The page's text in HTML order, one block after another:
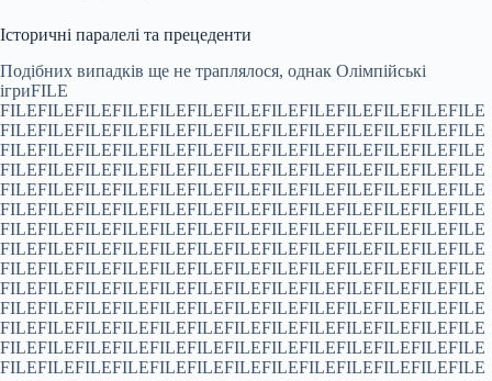
Історичні паралелі та прецеденти
Подібних випадків ще не траплялося, однак Олімпійські ігриFILE FILEFILEFILEFILEFILEFILEFILEFILEFILEFILEFILEFILEFILEFILEFILEFILEFILEFILEFILEFILEFILEFILEFILEFILEFILEFILEFILEFILEFILEFILEFILEFILEFILEFILEFILEFILEFILEFILEFILEFILEFILEFILEFILEFILEFILEFILEFILEFILEFILEFILEFILEFILEFILEFILEFILEFILEFILEFILEFILEFILEFILEFILEFILEFILEFILEFILEFILEFILEFILEFILEFILEFILEFILEFILEFILEFILEFILEFILEFILEFILEFILEFILEFILEFILEFILEFILEFILEFILEFILEFILEFILEFILEFILEFILEFILEFILEFILEFILEFILEFILEFILEFILEFILEFILEFILEFILEFILEFILEFILEFILEFILEFILEFILEFILEFILEFILEFILEFILEFILEFILEFILEFILEFILEFILEFILEFILEFILEFILEFILEFILEFILEFILEFILEFILEFILEFILEFILEFILEFILEFILEFILEFILEFILEFILEFILEFILEFILEFILEFILEFILEFILEFILEFILEFILEFILEFILEFILEFILEFILEFILEFILEFILEFILEFILEFILEFILEFILEFILEFILEFILEFILEFILEFILEFILEFILEFILEFILEFILEFILEFILEFILEFILEFILEFILEFILEFILEFILEFILEFILEFILEFILEFILEFILEFILEFILEFILEFILEFILEFILEFILEFILEFILEFILEFILEFILEFILEFILEFILEFILEFILEFILEFILEFILEFILEFILEFILEFILEFILEFILEFILEFILEFILEFILEFILEFILEFILEFILEFILEFILEFILEFILEFILEFILEFILEFILEFILEFILEFILEFILEFILEFILEFILEFILEFILEFILEFILEFILEFILEFILEFILEFILEFILEFILEFILEFILEFILEFILEFILEFILEFILEFILEFILEFILEFILEFILEFILEFILEFILEFILEFILEFILEFILEFILEFILEFILEFILEFILEFILEFILEFILEFILEFILEFILEFILEFILEFILEFILEFILEFILEFILEFILEFILEFILEFILEFILEFILEFILEFILEFILEFILEFILEFILEFILEFILEFILEFILEFILEFILEFILEFILEFILEFILEFILEFILEFILEFILEFILEFILEFILEFILEFILEFILEFILEFILEFILEFILEFILEFILEFILEFILEFILEFILEFILEFILEFILEFILEFILEFILEFILEFILEFILEFILEFILEFILEFILEFILEFILEFILEFILEFILEFILEFILEFILEFILEFILEFILEFILEFILEFILEFILEFILEFILEFILEFILEFILEFILEFILEFILEFILEFILEFILEFILEFILEFILEFILEFILEFILEFILEFILEFILEFILEFILEFILEFILEFILEFILEFILEFILEFILEFILEFILEFILEFILEFILEFILEFILEFILEFILEFILEFILEFILEFILEFILEFILEFILEFILEFILEFILEFILEFILEFILEFILEFILEFILEFILEFILEFILEFILEFILEFILEFILEFILEFILEFILEFILEFILEFILEFILEFILEFILEFILEFILEFILEFILEFILEFILEFILEFILEFILEFILEFILEFILEFILEFILEFILEFILEFILEFILEFILEFILEFILEFILEFILEFILEFILEFILEFILEFILEFILEFILEFILEFILEFILEFILEFILEFILEFILEFILEFILEFILEFILEFILEFILEFILEFILEFILEFILEFILEFILEFILEFILEFILEFILEFILEFILEFILEFILEFILEFILEFILEFILEFILEFILEFILEFILEFILEFILEFILEFILEFILEFILEFILEFILEFILEFILEFILEFILEFILEFILEFILEFILEFILEFILEFILEFILEFILEFILEFILEFILEFILEFILEFILEFILEFILEFILEFILEFILEFILEFILEFILEFILEFILEFILEFILEFILEFILEFILEFILEFILEFILEFILEFILEFILEFILEFILEFILEFILEFILEFILEFILEFILEFILEFILEFILEFILEFILEFILEFILEFILEFILEFILEFILEFILEFILEFILEFILEFILEFILEFILEFILEFILEFILEFILEFILEFILEFILEFILEFILEFILEFILEFILEFILEFILEFILEFILEFILEFILEFILEFILEFILEFILEFILEFILEFILEFILEFILEFILEFILEFILEFILEFILEFILEFILEFILEFILEFILEFILEFILEFILEFILEFILEFILEFILEFILEFILEFILEFILEFILEFILEFILEFILEFILEFILEFILEFILEFILEFILEFILEFILEFILEFILEFILEFILEFILEFILEFILEFILEFILEFILEFILEFILEFILEFILEFILEFILEFILEFILEFILEFILEFILEFILEFILEFILEFILEFILEFILEFILEFILEFILEFILEFILEFILEFILEFILEFILEFILEFILEFILEFILEFILEFILEFILEFILEFILEFILEFILEFILEFILEFILEFILEFILEFILEFILEFILEFILEFILEFILEFILEFILEFILEFILEFILEFILEFILEFILEFILEFILEFILEFILEFILEFILEFILEFILEFILEFILEFILEFILEFILEFILEFILEFILEFILEFILEFILEFILEFILEFILEFILEFILEFILEFILEFILEFILEFILEFILEFILEFILEFILEFILEFILEFILEFILEFILEFILEFILEFILEFILEFILEFILEFILEFILEFILEFILEFILEFILEFILEFILEFILEFILEFILEFILEFILEFILEFILEFILEFILEFILEFILEFILEFILEFILEFILEFILEFILEFILEFILEFILEFILEFILEFILEFILEFILEFILEFILEFILEFILEFILEFILEFILEFILEFILEFILEFILEFILEFILEFILEFILEFILEFILEFILEFILEFILEFILEFILEFILEFILEFILEFILEFILEFILEFILEFILEFILEFILEFILEFILEFILEFILEFILEFILEFILEFILEFILEFILEFILEFILEFILEFILEFILEFILEFILEFILEFILEFILEFILEFILEFILEFILEFILEFILEFILEFILEFILEFILEFILEFILEFILEFILEFILEFILEFILEFILEFILEFILEFILEFILEFILEFILEFILEFILEFILEFILEFILEFILEFILEFILEFILEFILEFILEFILEFILEFILEFILEFILEFILEFILEFILEFILEFILEFILEFILEFILEFILEFILEFILEFILEFILEFILEFILEFILEFILEFILEFILEFILEFILEFILEFILEFILEFILEFILEFILEFILEFILEFILEFILEFILEFILEFILEFILEFILEFILEFILEFILEFILEFILEFILEFILEFILEFILEFILEFILEFILEFILEFILEFILEFILEFILEFILEFILEFILEFILEFILEFILEFILEFILEFILEFILEFILEFILEFILEFILEFILEFILEFILEFILEFILEFILEFILEFILEFILEFILEFILEFILEFILEFILEFILEFILEFILEFILEFILEFILEFILEFILEFILEFILEFILEFILEFILEFILEFILEFILEFILEFILEFILEFILEFILEFILEFILEFILEFILEFILEFILEFILEFILEFILEFILEFILEFILEFILEFILEFILEFILEFILEFILEFILEFILEFILEFILEFILEFILEFILEFILEFILEFILEFILEFILEFILEFILEFILEFILEFILEFILEFILEFILEFILEFILEFILEFILEFILEFILEFILEFILEFILEFILEFILEFILEFILEFILEFILEFILEFILEFILEFILEFILEFILEFILEFILEFILEFILEFILEFILEFILEFILEFILEFILEFILEFILEFILEFILEFILEFILEFILEFILEFILEFILEFILEFILEFILEFILEFILEFILEFILEFILEFILEFILEFILEFILEFILEFILEFILEFILEFILEFILEFILEFILEFILEFILEFILEFILEFILEFILEFILEFILEFILEFILEFILEFILEFILEFILEFILEFILEFILEFILEFILEFILEFILEFILEFILEFILEFILEFILEFILEFILEFILEFILEFILEFILEFILEFILEFILEFILEFILEFILEFILEFILEFILEFILEFILEFILEFILEFILEFILEFILEFILEFILEFILEFILEFILEFILEFILEFILEFILEFILEFILEFILEFILEFILEFILEFILEFILEFILEFILEFILEFILEFILEFILEFILEFILEFILEFILEFILEFILEFILEFILEFILEFILEFILEFILEFILEFILEFILEFILEFILEFILEFILEFILEFILEFILEFILEFILEFILEFILEFILEFILEFILEFILEFILEFILEFILEFILEFILEFILEFILEFILEFILEFILEFILEFILEFILEFILEFILEFILEFILEFILEFILEFILEFILEFILEFILEFILEFILEFILEFILEFILEFILEFILEFILEFILEFILEFILEFILEFILEFILEFILEFILEFILEFILEFILEFILEFILEFILEFILEFILEFILEFILEFILEFILEFILEFILEFILEFILEFILEFILEFILEFILEFILEFILEFILEFILEFILEFILEFILEFILEFILEFILEFILEFILEFILEFILEFILEFILEFILEFILEFILEFILEFILEFILEFILEFILEFILEFILEFILEFILEFILEFILEFILEFILEFILEFILEFILEFILEFILEFILEFILEFILEFILEFILEFILEFILEFILEFILEFILEFILEFILEFILEFILEFILEFILEFILEFILEFILEFILEFILEFILEFILEFILEFILEFILEFILEFILEFILEFILEFILEFILEFILEFILEFILEFILEFILEFILEFILEFILEFILEFILEFILEFILEFILEFILEFILEFILEFILEFILEFILEFILEFILEFILEFILEFILEFILEFILEFILEFILEFILEFILEFILEFILEFILEFILEFILEFILEFILEFILEFILEFILEFILEFILEFILEFILEFILEFILEFILEFILEFILEFILEFILEFILEFILEFILEFILEFILEFILEFILEFILEFILEFILEFILEFILEFILEFILEFILEFILEFILEFILEFILEFILEFILEFILEFILEFILEFILEFILEFILEFILEFILEFILEFILEFILEFILEFILEFILEFILEFILEFILEFILEFILEFILEFILEFILEFILEFILEFILEFILEFILEFILEFILEFILEFILEFILEFILEFILEFILEFILEFILEFILEFILEFILEFILEFILEFILEFILEFILEFILEFILEFILEFILEFILEFILEFILEFILEFILEFILEFILEFILEFILEFILEFILEFILEFILEFILEFILEFILEFILEFILEFILEFILEFILEFILEFILEFILEFILEFILEFILEFILEFILEFILEFILEFILEFILEFILEFILEFILEFILEFILEFILEFILEFILEFILEFILEFILEFILEFILEFILEFILEFILEFILEFILEFILEFILEFILEFILEFILEFILEFILEFILEFILEFILEFILEFILEFILEFILEFILEFILEFILEFILEFILEFILEFILEFILEFILEFILEFILEFILEFILEFILEFILEFILEFILEFILEFILEFILEFILEFILEFILEFILEFILEFILEFILEFILEFILEFILEFILEFILEFILEFILEFILEFILEFILEFILEFILEFILEFILEFILEFILEFILEFILEFILEFILEFILEFILEFILEFILEFILEFILEFILEFILEFILEFILEFILEFILEFILEFILEFILEFILEFILEFILEFILEFILEFILEFILEFILEFILEFILEFILEFILEFILEFILEFILEFILEFILEFILEFILEFILEFILEFILEFILEFILEFILEFILEFILEFILEFILEFILEFILEFILEFILEFILEFILEFILEFILEFILEFILEFILEFILEFILEFILEFILEFILEFILEFILEFILEFILEFILEFILEFILEFILEFILEFILEFILEFILEFILEFILEFILEFILEFILEFILEFILEFILEFILEFILEFILEFILEFILEFILEFILEFILEFILEFILEFILEFILEFILEFILEFILEFILEFILEFILEFILEFILEFILEFILEFILEFILEFILEFILEFILEFILEFILEFILEFILEFILEFILEFILEFILEFILEFILEFILEFILEFILEFILEFILEFILEFILEFILEFILEFILEFILEFILEFILEFILEFILEFILEFILEFILEFILEFILEFILEFILEFILEFILEFILEFILEFILEFILEFILEFILEFILEFILEFILEFILEFILEFILEFILEFILEFILEFILEFILEFILEFILEFILEFILEFILEFILEFILEFILEFILEFILEFILEFILEFILEFILEFILEFILEFILEFILEFILEFILEFILEFILEFILEFILEFILEFILEFILEFILEFILEFILEFILEFILEFILEFILEFILEFILEFILEFILEFILEFILEFILEFILEFILEFILEFILEFILEFILEFILEFILEFILEFILEFILEFILEFILEFILEFILEFILEFILEFILEFILEFILEFILEFILEFILEFILEFILEFILEFILEFILEFILEFILEFILEFILEFILEFILEFILEFILEFILEFILEFILEFILEFILEFILEFILEFILEFILEFILEFILEFILEFILEFILEFILEFILEFILEFILEFILEFILEFILEFILEFILEFILEFILEFILEFILEFILEFILEFILEFILEFILEFILEFILEFILEFILEFILEFILEFILEFILEFILEFILEFILEFILEFILEFILEFILEFILEFILEFILEFILEFILEFILEFILEFILEFILEFILEFILEFILEFILEFILEFILEFILEFILEFILEFILEFILEFILEFILEFILEFILEFILEFILEFILEFILEFILEFILEFILEFILEFILEFILEFILEFILEFILEFILEFILEFILEFILEFILEFILEFILEFILEFILEFILEFILEFILEFILEFILEFILEFILEFILEFILEFILEFILEFILEFILEFILEFILEFILEFILEFILEFILEFILEFILEFILEFILEFILEFILEFILEFILEFILEFILEFILEFILEFILEFILEFILEFILEFILEFILEFILEFILEFILEFILEFILEFILEFILEFILEFILEFILEFILEFILEFILEFILEFILEFILEFILEFILEFILEFILEFILEFILEFILEFILEFILEFILEFILEFILEFILEFILEFILEFILEFILEFILEFILEFILEFILEFILEFILEFILEFILEFILEFILEFILEFILEFILEFILEFILEFILEFILEFILEFILEFILEFILEFILEFILEFILEFILEFILEFILEFILEFILEFILEFILEFILEFILEFILEFILEFILEFILEFILEFILEFILEFILEFILEFILEFILEFILEFILEFILEFILEFILEFILEFILEFILEFILEFILEFILEFILEFILEFILEFILEFILEFILEFILEFILEFILEFILEFILEFILEFILEFILEFILEFILEFILEFILEFILEFILEFILEFILEFILEFILEFILEFILEFILEFILEFILEFILEFILEFILEFILEFILEFILEFILEFILEFILEFILEFILEFILEFILEFILEFILEFILEFILEFILEFILEFILEFILEFILEFILEFILEFILEFILEFILEFILEFILEFILEFILEFILEFILEFILEFILEFILEFILEFILEFILEFILEFILEFILEFILEFILEFILEFILEFILEFILEFILEFILEFILEFILEFILEFILEFILEFILEFILEFILEFILEFILEFILEFILEFILEFILEFILEFILEFILEFILEFILEFILEFILEFILEFILEFILEFILEFILEFILEFILEFILEFILEFILEFILEFILEFILEFILEFILEFILEFILEFILEFILEFILEFILEFILEFILEFILEFILEFILEFILEFILEFILEFILEFILEFILEFILEFILEFILEFILEFILEFILEFILEFILEFILEFILEFILEFILEFILEFILEFILEFILEFILEFILEFILEFILEFILEFILEFILEFILEFILEFILEFILEFILEFILEFILEFILEFILEFILEFILEFILEFILEFILEFILEFILEFILEFILEFILEFILEFILEFILEFILEFILEFILEFILEFILEFILEFILEFILEFILEFILEFILEFILEFILEFILEFILEFILEFILEFILEFILEFILEFILEFILEFILEFILEFILEFILEFILEFILEFILEFILEFILEFILEFILEFILEFILEFILEFILEFILEFILEFILEFILEFILEFILEFILEFILEFILEFILEFILEFILEFILEFILEFILEFILEFILEFILEFILEFILEFILEFILEFILEFILEFILEFILEFILEFILEFILEFILEFILEFILEFILEFILEFILEFILEFILEFILEFILEFILEFILEFILEFILEFILEFILEFILEFILEFILEFILEFILEFILEFILEFILEFILEFILEFILEFILEFILEFILEFILEFILEFILEFILEFILEFILEFILEFILEFILEFILEFILEFILEFILEFILEFILEFILEFILEFILEFILEFILEFILEFILEFILEFILEFILEFILEFILEFILEFILEFILEFILEFILEFILEFILEFILEFILEFILEFILEFILEFILEFILEFILEFILEFILEFILEFILEFILEFILEFILEFILEFILEFILEFILEFILEFILEFILEFILEFILEFILEFILEFILEFILEFILEFILEFILEFILEFILEFILEFILEFILEFILEFILEFILEFILEFILEFILEFILEFILEFILEFILEFILEFILEFILEFILEFILEFILEFILEFILEFILEFILEFILEFILEFILEFILEFILEFILEFILEFILEFILEFILEFILEFILEFILEFILEFILEFILEFILEFILEFILEFILEFILEFILEFILEFILEFILEFILEFILEFILEFILEFILEFILEFILEFILEFILEFILEFILEFILEFILEFILEFILEFILEFILEFILEFILEFILEFILEFILEFILEFILEFILEFILEFILEFILEFILEFILEFILEFILEFILEFILEFILEFILEFILEFILEFILEFILEFILEFILEFILEFILEFILEFILEFILEFILEFILEFILEFILEFILEFILEFILEFILEFILEFILEFILEFILEFILEFILEFILEFILEFILEFILEFILEFILEFILEFILEFILEFILEFILEFILEFILEFILEFILEFILEFILEFILEFILEFILEFILEFILEFILEFILEFILEFILEFILEFILEFILEFILEFILEFILEFILEFILEFILEFILEFILEFILEFILEFILEFILEFILEFILEFILEFILEFILEFILEFILEFILEFILEFILEFILEFILEFILEFIL